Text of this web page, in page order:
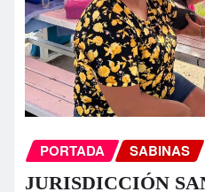
PORTADA SABINAS
JURISDICCIÓN